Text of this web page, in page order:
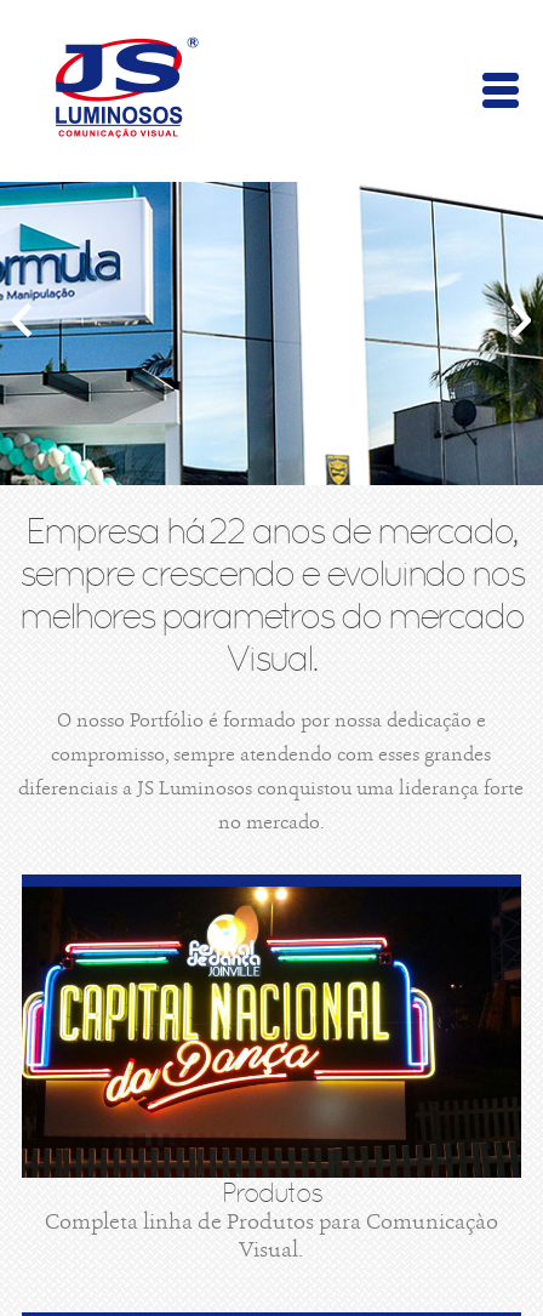
Empresa há 22 anos de mercado,
sempre crescendo e evoluindo nos
melhores parametros do mercado
Visual.
O nosso Portfólio é formado por nossa dedicação e
compromisso, sempre atendendo com esses grandes
diferenciais a JS Luminosos conquistou uma liderança forte
no mercado.
Produtos
Completa linha de Produtos para Comunicaçào
Visual.